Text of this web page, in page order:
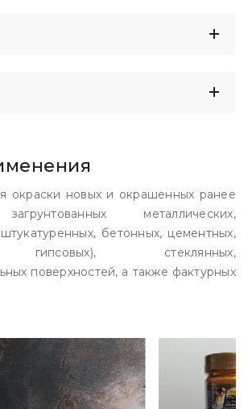
окраски новых и окрашенных ранее
металлических,
бетонных, цементных,
гипсовых), стеклянных,
поверхностей, а также фактурных